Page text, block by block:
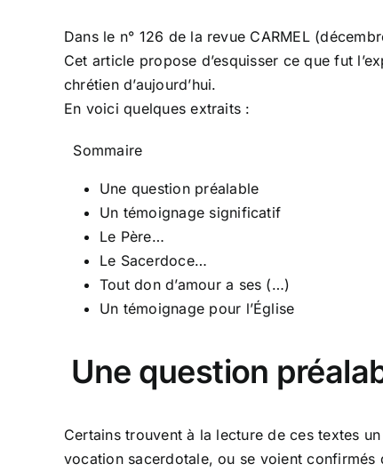
Dans le n° 126 de la revue CARMEL
Cet article propose d’esquisser ce que fut
chrétien d’aujourd’hui.
En voici quelques extraits :
Sommaire
Une question préalable
Un témoignage significatif
Le Père…
Le Sacerdoce…
Tout don d’amour a ses (…)
Un témoignage pour l’Église
Une question
Certains trouvent à la lecture de ces textes
vocation sacerdotale, ou se voient